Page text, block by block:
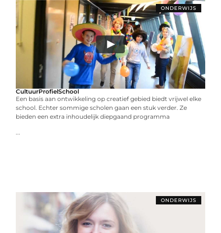
ONDERWIJS
CultuurProfielSchool
Een basis aan ontwikkeling op creatief gebied biedt vrijwel elke
school. Echter sommige scholen gaan een stuk verder. Ze
bieden een extra inhoudelijk diepgaand programma
...
ONDERWIJS